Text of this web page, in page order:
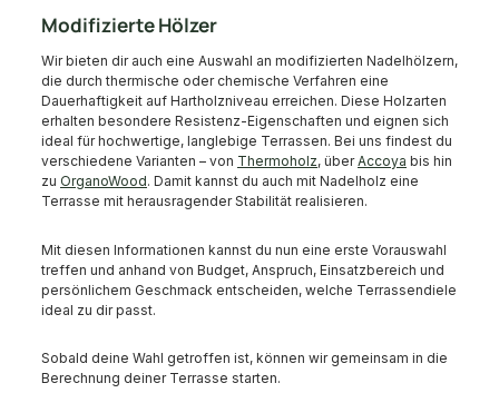
Modifizierte Hölzer
Wir bieten dir auch eine Auswahl an modifizierten Nadelhölzern,
die durch thermische oder chemische Verfahren eine
Dauerhaftigkeit auf Hartholzniveau erreichen. Diese Holzarten
erhalten besondere Resistenz-Eigenschaften und eignen sich
ideal für hochwertige, langlebige Terrassen. Bei uns findest du
verschiedene Varianten – von Thermoholz, überAccoya bis hin
zu OrganoWood. Damit kannst du auch mit Nadelholz eine
Terrasse mit herausragender Stabilität realisieren.
Mit diesen Informationen kannst du nun eine erste Vorauswahl
treffen und anhand von Budget, Anspruch, Einsatzbereich und
persönlichem Geschmack entscheiden, welche Terrassendiele
ideal zu dir passt.
Sobald deine Wahl getroffen ist, können wir gemeinsam in die
Berechnung deiner Terrasse starten.